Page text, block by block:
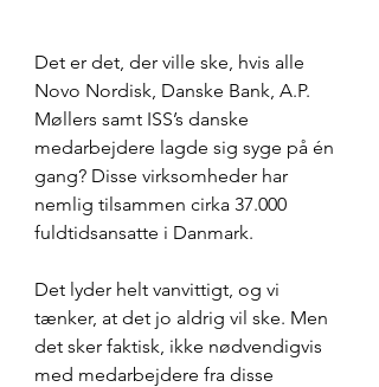
Det er det, der ville ske, hvis alle
Novo Nordisk, Danske Bank, A.P.
Møllers samt ISS’s danske
medarbejdere lagde sig syge på én
gang? Disse virksomheder har
nemlig tilsammen cirka 37.000
fuldtidsansatte i Danmark.
Det lyder helt vanvittigt, og vi
tænker, at det jo aldrig vil ske. Men
det sker faktisk, ikke nødvendigvis
med medarbejdere fra disse